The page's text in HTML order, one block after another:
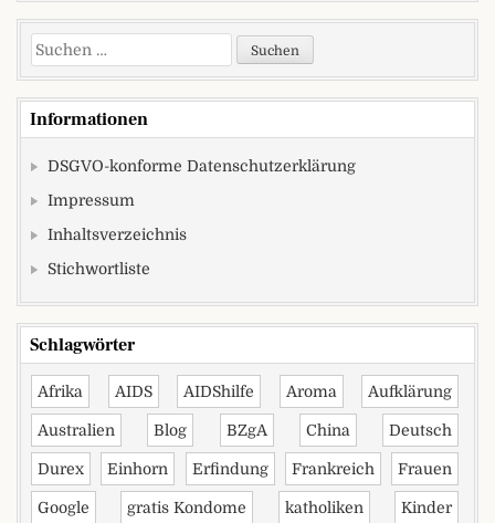
Suchen nach:
Informationen
DSGVO-konforme Datenschutzerklärung
Impressum
Inhaltsverzeichnis
Stichwortliste
Schlagwörter
Afrika AIDS AIDShilfe Aroma Aufklärung
Australien Blog BZgA China Deutsch
Durex Einhorn Erfindung Frankreich Frauen
Google gratis Kondome katholiken Kinder